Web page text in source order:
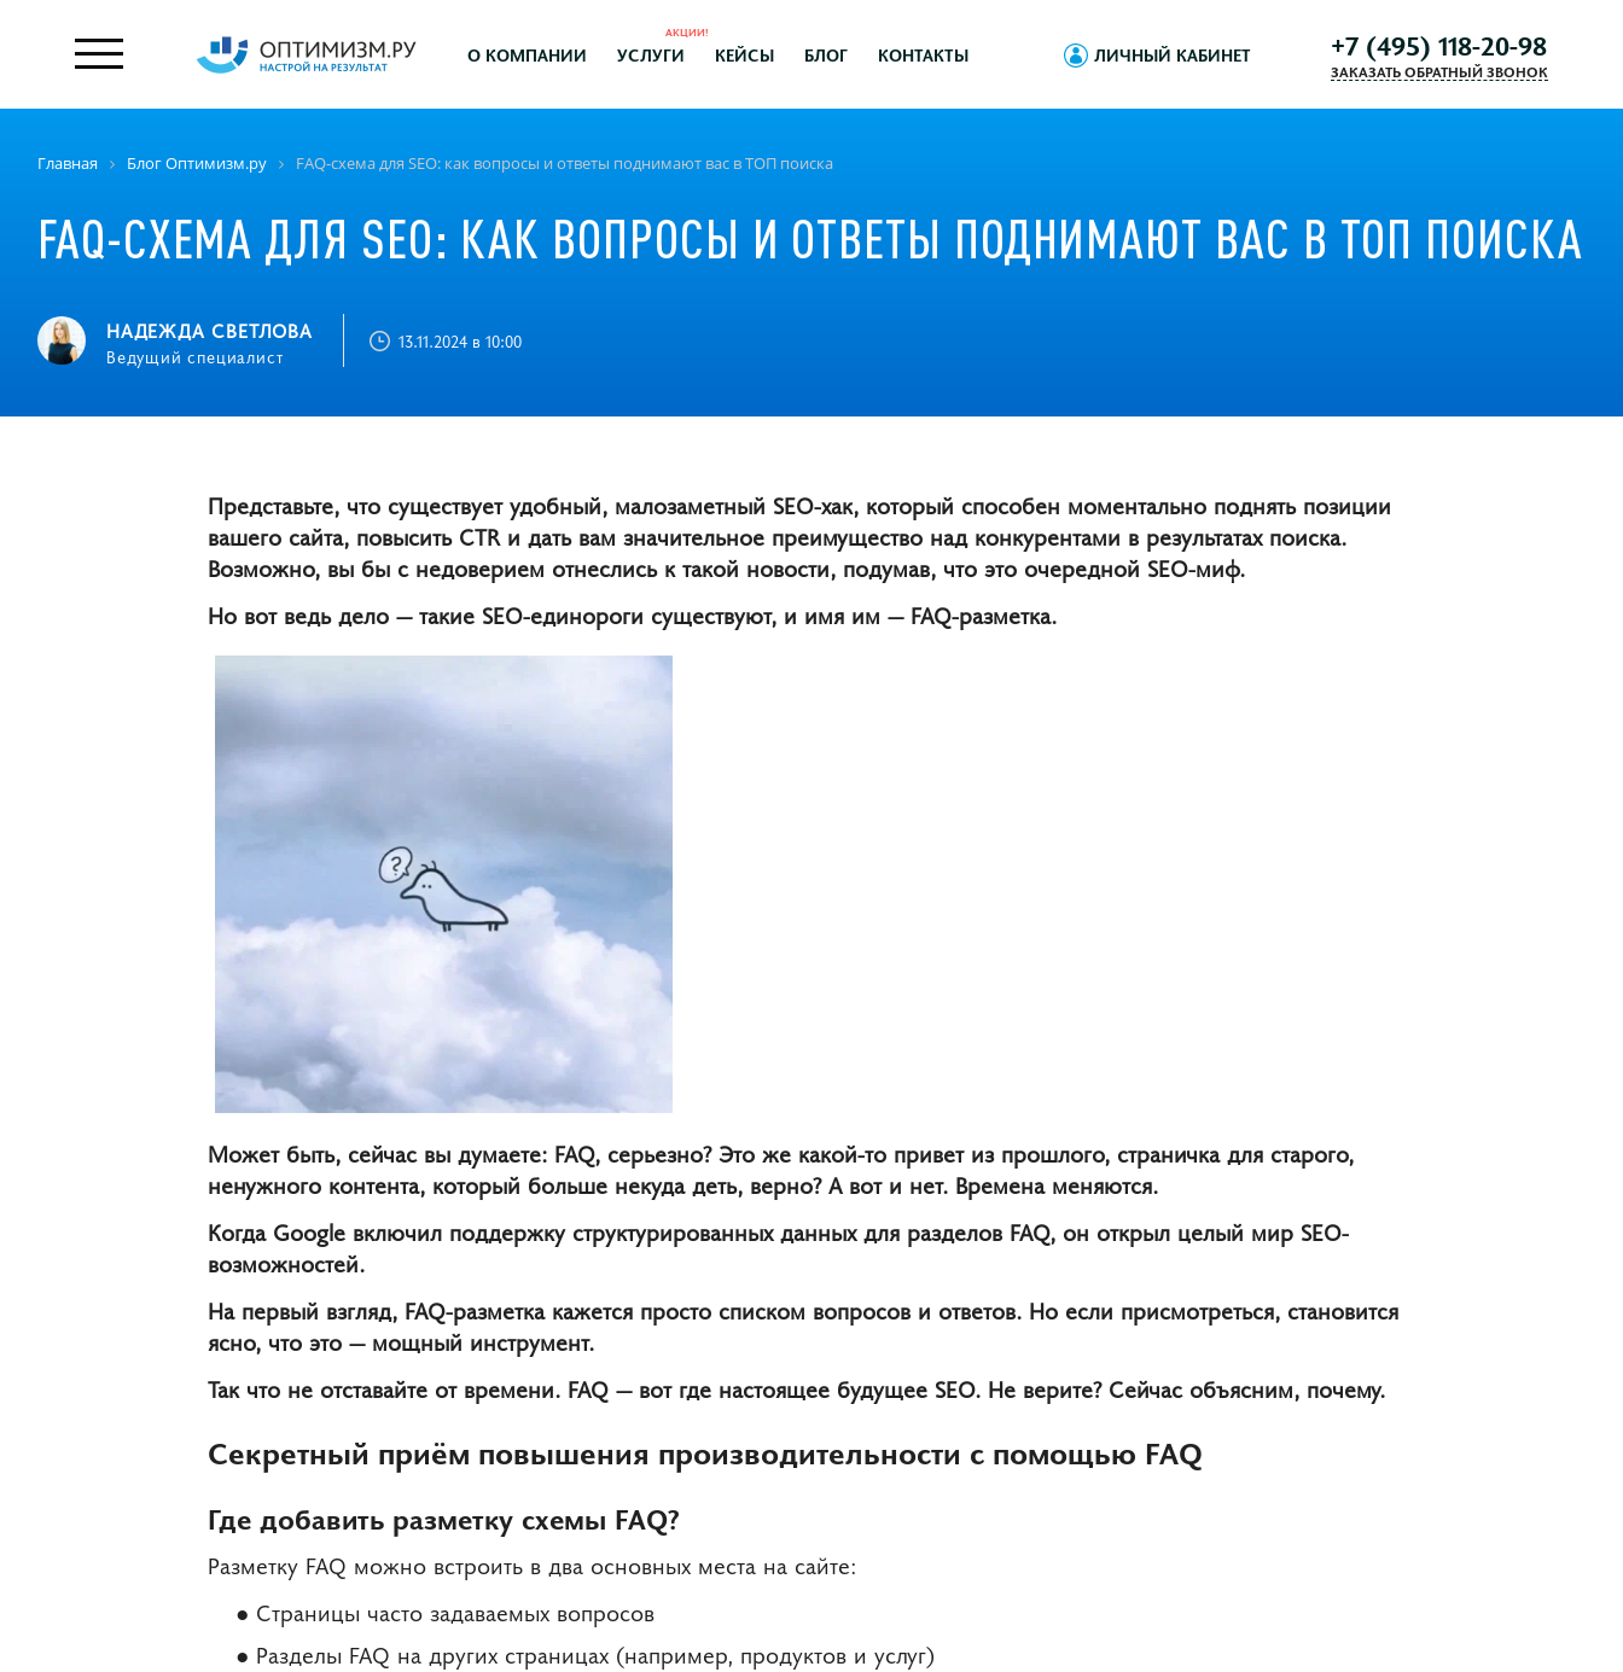
О КОМПАНИИ УСЛУГИ
АКЦИИ!
КЕЙСЫ БЛОГ КОНТАКТЫ ЛИЧНЫЙ КАБИНЕТ +7 (495) 118-20-98
ЗАКАЗАТЬ ОБРАТНЫЙ ЗВОНОК
Главная Блог Оптимизм.ру FAQ-схема для SEO: как вопросы и ответы поднимают вас в ТОП поиска
FAQ-СХЕМА ДЛЯ SEO: КАК ВОПРОСЫ И ОТВЕТЫ ПОДНИМАЮТ ВАС В ТОП ПОИСКА
НАДЕЖДА СВЕТЛОВА
Ведущий специалист
13.11.2024 в 10:00
Представьте, что существует удобный, малозаметный SEO-хак, который способен моментально поднять позиции
вашего сайта, повысить CTR и дать вам значительное преимущество над конкурентами в результатах поиска.
Возможно, вы бы с недоверием отнеслись к такой новости, подумав, что это очередной SEO-миф.
Но вот ведь дело — такие SEO-единороги существуют, и имя им — FAQ-разметка.
Может быть, сейчас вы думаете: FAQ, серьезно? Это же какой-то привет из прошлого, страничка для старого,
ненужного контента, который больше некуда деть, верно? А вот и нет. Времена меняются.
Когда Google включил поддержку структурированных данных для разделов FAQ, он открыл целый мир SEO-
возможностей.
На первый взгляд, FAQ-разметка кажется просто списком вопросов и ответов. Но если присмотреться, становится
ясно, что это — мощный инструмент.
Так что не отставайте от времени. FAQ — вот где настоящее будущее SEO. Не верите? Сейчас объясним, почему.
Секретный приём повышения производительности с помощью FAQ
Где добавить разметку схемы FAQ?
Разметку FAQ можно встроить в два основных места на сайте:
Страницы часто задаваемых вопросов
Разделы FAQ на других страницах (например, продуктов и услуг)